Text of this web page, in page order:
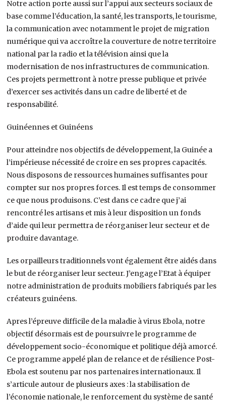
Notre action porte aussi sur l’appui aux secteurs sociaux de
base comme l’éducation, la santé, les transports, le tourisme,
la communication avec notamment le projet de migration
numérique qui va accroître la couverture de notre territoire
national par la radio et la télévision ainsi que la
modernisation de nos infrastructures de communication.
Ces projets permettront à notre presse publique et privée
d’exercer ses activités dans un cadre de liberté et de
responsabilité.
Guinéennes et Guinéens
Pour atteindre nos objectifs de développement, la Guinée a
l’impérieuse nécessité de croire en ses propres capacités.
Nous disposons de ressources humaines suffisantes pour
compter sur nos propres forces. Il est temps de consommer
ce que nous produisons. C’est dans ce cadre que j’ai
rencontré les artisans et mis à leur disposition un fonds
d’aide qui leur permettra de réorganiser leur secteur et de
produire davantage.
Les orpailleurs traditionnels vont également être aidés dans
le but de réorganiser leur secteur. J’engage l’Etat à équiper
notre administration de produits mobiliers fabriqués par les
créateurs guinéens.
Apres l’épreuve difficile de la maladie à virus Ebola, notre
objectif désormais est de poursuivre le programme de
développement socio-économique et politique déjà amorcé.
Ce programme appelé plan de relance et de résilience Post-
Ebola est soutenu par nos partenaires internationaux. Il
s’articule autour de plusieurs axes : la stabilisation de
l’économie nationale, le renforcement du système de santé